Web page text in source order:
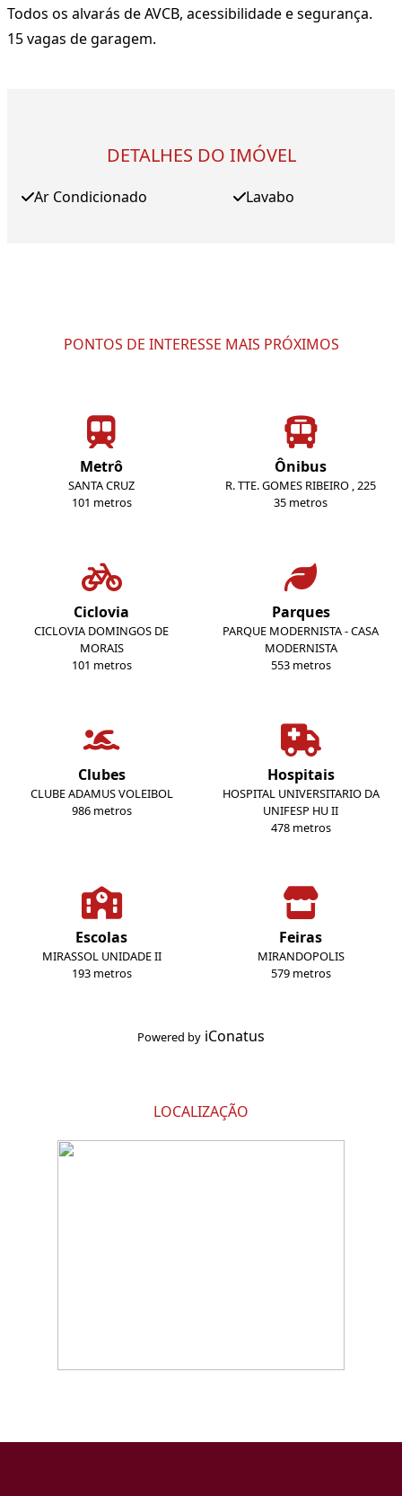
Todos os alvarás de AVCB, acessibilidade e segurança.
15 vagas de garagem.
DETALHES DO IMÓVEL
Ar Condicionado Lavabo
PONTOS DE INTERESSE MAIS PRÓXIMOS
Metrô
SANTA CRUZ
101 metros
Ônibus
R. TTE. GOMES RIBEIRO , 225
35 metros
Ciclovia
CICLOVIA DOMINGOS DE
MORAIS
101 metros
Parques
PARQUE MODERNISTA - CASA
MODERNISTA
553 metros
Clubes
CLUBE ADAMUS VOLEIBOL
986 metros
Hospitais
HOSPITAL UNIVERSITARIO DA
UNIFESP HU II
478 metros
Escolas
MIRASSOL UNIDADE II
193 metros
Feiras
MIRANDOPOLIS
579 metros
Powered by iConatus
LOCALIZAÇÃO